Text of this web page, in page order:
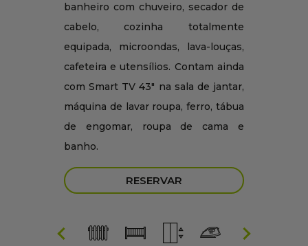
banheiro com chuveiro, secador de
cabelo, cozinha totalmente
equipada, microondas, lava-louças,
cafeteira e utensílios. Contam ainda
com Smart TV 43" na sala de jantar,
máquina de lavar roupa, ferro, tábua
de engomar, roupa de cama e
banho.
RESERVAR